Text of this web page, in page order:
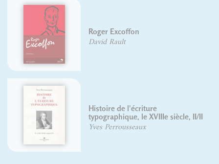
Excoffon
Rault
de l'écriture
le XVIIIe siècle, II/II
Perrousseaux